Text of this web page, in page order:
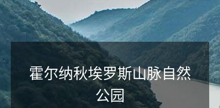
霍尔纳秋埃罗斯山脉自然
公园